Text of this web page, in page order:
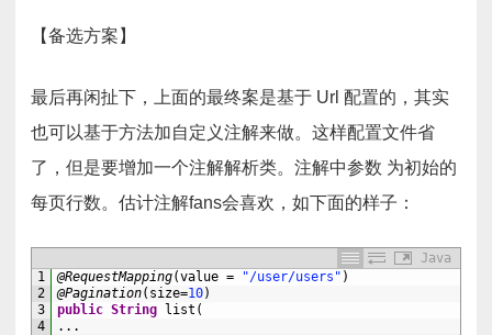
【备选方案】
最后再闲扯下，上面的最终案是基于 Url 配置的，其实
也可以基于方法加自定义注解来做。这样配置文件省
了，但是要增加一个注解解析类。注解中参数 为初始的
每页行数。估计注解fans会喜欢，如下面的样子：
Java
1
2
3
4
@RequestMapping(value = "/user/users" )
@Pagination( size=10)
public String list (
. . .